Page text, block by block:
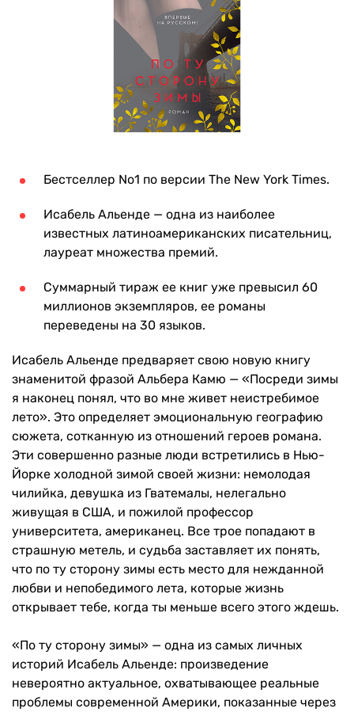
Бестселлер No1 по версии The New York Times.
Исабель Альенде — одна из наиболее
известных латиноамериканских писательниц,
лауреат множества премий.
Суммарный тираж ее книг уже превысил 60
миллионов экземпляров, ее романы
переведены на 30 языков.
Исабель Альенде предваряет свою новую книгу
знаменитой фразой Альбера Камю — «Посреди зимы
я наконец понял, что во мне живет неистребимое
лето». Это определяет эмоциональную географию
сюжета, сотканную из отношений героев романа.
Эти совершенно разные люди встретились в Нью-
Йорке холодной зимой своей жизни: немолодая
чилийка, девушка из Гватемалы, нелегально
живущая в США, и пожилой профессор
университета, американец. Все трое попадают в
страшную метель, и судьба заставляет их понять,
что по ту сторону зимы есть место для нежданной
любви и непобедимого лета, которые жизнь
открывает тебе, когда ты меньше всего этого ждешь.
«По ту сторону зимы» — одна из самых личных
историй Исабель Альенде: произведение
невероятно актуальное, охватывающее реальные
проблемы современной Америки, показанные через